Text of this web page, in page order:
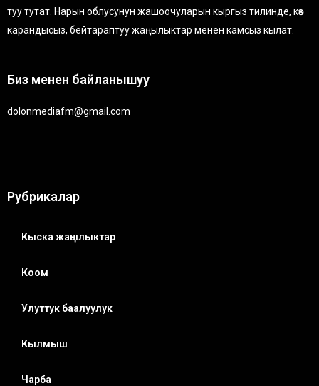
туу тутат. Нарын облусунун жашоочуларын кыргыз тилинде, көз
карандысыз, бейтараптуу жаңылыктар менен камсыз кылат.
Биз менен байланышуу
dolonmediafm@gmail.com
Рубрикалар
Кыска жаңылыктар
Коом
Улуттук баалуулук
Кылмыш
Чарба